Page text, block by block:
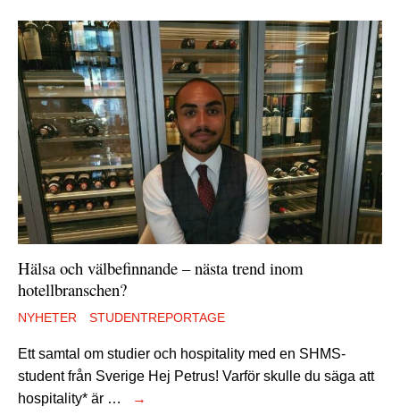
Hälsa och välbefinnande – nästa trend inom
hotellbranschen?
NYHETER STUDENTREPORTAGE
Ett samtal om studier och hospitality med en SHMS-
student från Sverige Hej Petrus! Varför skulle du säga att
hospitality* är …
→